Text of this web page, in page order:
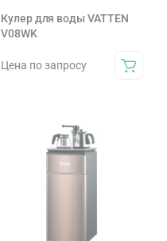
Кулер для воды VATTEN
V08WK
Цена по запросу